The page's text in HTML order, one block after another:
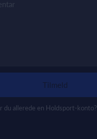
Tilmeld
du allerede en Holdsport-konto?